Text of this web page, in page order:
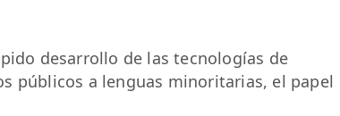
desarrollo de las tecnologías de
públicos a lenguas minoritarias, el papel